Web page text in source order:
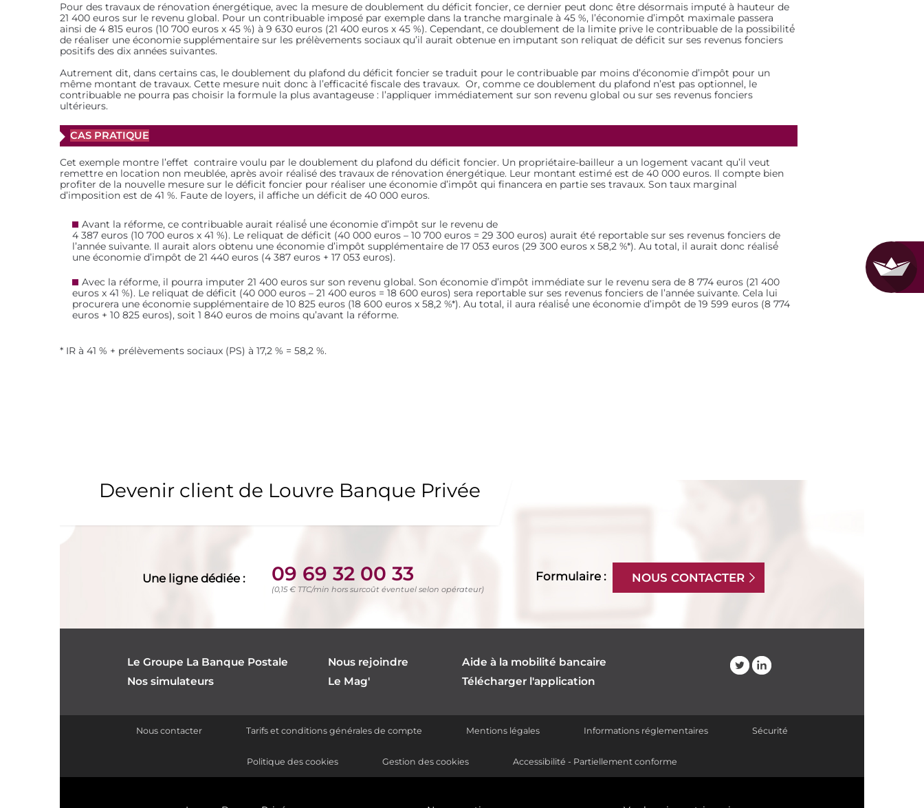
Pour des travaux de rénovation énergétique, avec la mesure de doublement du déficit foncier, ce dernier peut donc être désormais imputé à hauteur de
21 400 euros sur le revenu global. Pour un contribuable imposé par exemple dans la tranche marginale à 45 %, l’économie d’impôt maximale passera
ainsi de 4 815 euros (10 700 euros x 45 %) à 9 630 euros (21 400 euros x 45 %). Cependant, ce doublement de la limite prive le contribuable de la possibilité́
de réaliser une économie supplémentaire sur les prélèvements sociaux qu’il aurait obtenue en imputant son reliquat de déficit sur ses revenus fonciers
positifs des dix années suivantes.
Autrement dit, dans certains cas, le doublement du plafond du déficit foncier se traduit pour le contribuable par moins d’économie d’impôt pour un
même montant de travaux. Cette mesure nuit donc à l’efficacité fiscale des travaux. Or, comme ce doublement du plafond n’est pas optionnel, le
contribuable ne pourra pas choisir la formule la plus avantageuse : l’appliquer immédiatement sur son revenu global ou sur ses revenus fonciers
ultérieurs.
CAS PRATIQUE
Cet exemple montre l’effet contraire voulu par le doublement du plafond du déficit foncier. Un propriétaire-bailleur a un logement vacant qu’il veut
remettre en location non meublée, après avoir réalisé des travaux de rénovation énergétique. Leur montant estimé est de 40 000 euros. Il compte bien
profiter de la nouvelle mesure sur le déficit foncier pour réaliser une économie d’impôt qui financera en partie ses travaux. Son taux marginal
d’imposition est de 41 %. Faute de loyers, il affiche un déficit de 40 000 euros.
Avant la réforme, ce contribuable aurait réalisé́ une économie d’impôt sur le revenu de
4 387 euros (10 700 euros x 41 %). Le reliquat de déficit (40 000 euros – 10 700 euros = 29 300 euros) aurait été reportable sur ses revenus fonciers de
l’année suivante. Il aurait alors obtenu une économie d’impôt supplémentaire de 17 053 euros (29 300 euros x 58,2 %*). Au total, il aurait donc réalisé́
une économie d’impôt de 21 440 euros (4 387 euros + 17 053 euros).
Avec la réforme, il pourra imputer 21 400 euros sur son revenu global. Son économie d’impôt immédiate sur le revenu sera de 8 774 euros (21 400
euros x 41 %). Le reliquat de déficit (40 000 euros – 21 400 euros = 18 600 euros) sera reportable sur ses revenus fonciers de l’année suivante. Cela lui
procurera une économie supplémentaire de 10 825 euros (18 600 euros x 58,2 %*). Au total, il aura réalisé́ une économie d’impôt de 19 599 euros (8 774
euros + 10 825 euros), soit 1 840 euros de moins qu’avant la réforme.
* IR à 41 % + prélèvements sociaux (PS) à 17,2 % = 58,2 %.
Devenir client de Louvre Banque Privée
Une ligne dédiée : 09 69 32 00 33
(0,15 € TTC/min hors surcoût éventuel selon opérateur)
Formulaire : NOUS CONTACTER
Le Groupe La Banque Postale
Nos simulateurs
Nous rejoindre
Le Mag'
Aide à la mobilité bancaire
Télécharger l'application
Nous contacter Tarifs et conditions générales de compte Mentions légales Informations réglementaires Sécurité
Politique des cookies Gestion des cookies Accessibilité - Partiellement conforme